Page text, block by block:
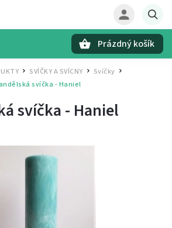
Prázdný košík
/ SVÍČKY A SVÍCNY Svíčky
svíčka - Haniel
svíčka - Haniel